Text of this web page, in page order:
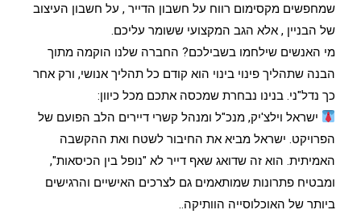
שמחפשים מקסימום רווח על חשבון הדייר , על חשבון העיצוב
של הבניין , אלא הגב המקצועי ששומר עליכם.
מי האנשים שילחמו בשבילכם? החברה שלנו הוקמה מתוך
הבנה שתהליך פינוי בינוי הוא קודם כל תהליך אנושי, ורק אחר
כך נדל"ני. בנינו נבחרת שמכסה אתכם מכל כיוון:
ישראל וילצ'יק, מנכ"ל ומנהל קשרי דיירים הלב הפועם של
הפרויקט. ישראל מביא את החיבור לשטח ואת ההקשבה
האמיתית. הוא זה שדואג שאף דייר לא "נופל בין הכיסאות",
ומבטיח פתרונות שמותאמים גם לצרכים האישיים והרגישים
ביותר של האוכלוסייה הוותיקה..